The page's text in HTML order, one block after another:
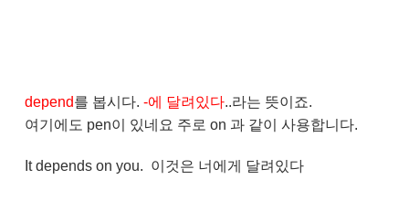
depend를 봅시다. -에 달려있다..라는 뜻이죠.
여기에도 pen이 있네요 주로 on 과 같이 사용합니다.
It depends on you. 이것은 너에게 달려있다